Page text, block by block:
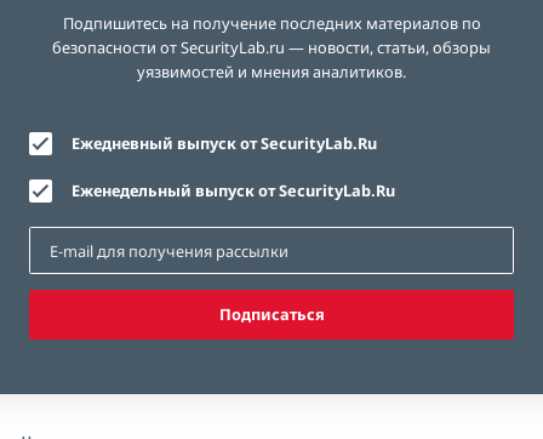
Подпишитесь на получение последних материалов по
безопасности от SecurityLab.ru — новости, статьи, обзоры
уязвимостей и мнения аналитиков.
Ежедневный выпуск от SecurityLab.Ru
Еженедельный выпуск от SecurityLab.Ru
Подписаться